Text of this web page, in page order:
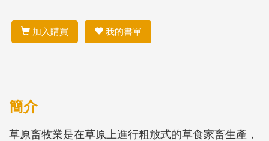
加入購買 我的書單
簡介
草原畜牧業是在草原上進行粗放式的草食家畜生產，